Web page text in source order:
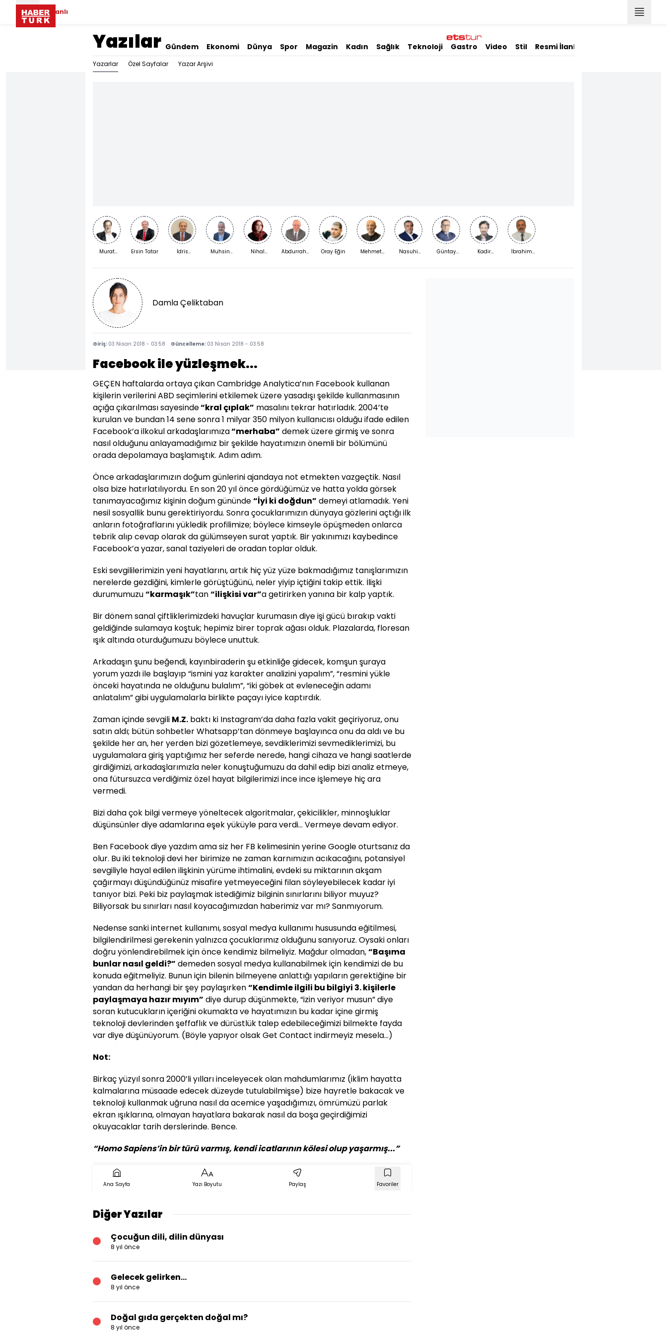
Canlı
Yazılar Gündem Ekonomi Dünya Spor Magazin Kadın Sağlık Teknoloji Gastro Video Stil Resmi İlanlar
Yazarlar Özel Sayfalar Yazar Arşivi
Murat
Ersin Tatar
İdris
Muhsin
Nihal
Abdurrahman
Oray Eğin
Mehmet
Nasuhi
Güntay
Kadir
İbrahim
Damla Çeliktaban
Giriş: 03 Nisan 2018 - 03:58 Güncelleme: 03 Nisan 2018 - 03:58
Facebook ile yüzleşmek...
GEÇEN haftalarda ortaya çıkan Cambridge Analytica’nın Facebook kullanan
kişilerin verilerini ABD seçimlerini etkilemek üzere yasadışı şekilde kullanmasının
açığa çıkarılması sayesinde“kral çıplak” masalını tekrar hatırladık. 2004’te
kurulan ve bundan 14 sene sonra 1 milyar 350 milyon kullanıcısı olduğu ifade edilen
Facebook’a ilkokul arkadaşlarımıza“merhaba” demek üzere girmiş ve sonra
nasıl olduğunu anlayamadığımız bir şekilde hayatımızın önemli bir bölümünü
orada depolamaya başlamıştık. Adım adım.
Önce arkadaşlarımızın doğum günlerini ajandaya not etmekten vazgeçtik. Nasıl
olsa bize hatırlatılıyordu. En son 20 yıl önce gördüğümüz ve hatta yolda görsek
tanımayacağımız kişinin doğum gününde“İyi ki doğdun” demeyi atlamadık. Yeni
nesil sosyallik bunu gerektiriyordu. Sonra çocuklarımızın dünyaya gözlerini açtığı ilk
anların fotoğraflarını yükledik profilimize; böylece kimseyle öpüşmeden onlarca
tebrik alıp cevap olarak da gülümseyen surat yaptık. Bir yakınımızı kaybedince
Facebook’a yazar, sanal taziyeleri de oradan toplar olduk.
Eski sevgililerimizin yeni hayatlarını, artık hiç yüz yüze bakmadığımız tanışlarımızın
nerelerde gezdiğini, kimlerle görüştüğünü, neler yiyip içtiğini takip ettik. İlişki
durumumuzu“karmaşık”tan“ilişkisi var”a getirirken yanına bir kalp yaptık.
Bir dönem sanal çiftliklerimizdeki havuçlar kurumasın diye işi gücü bırakıp vakti
geldiğinde sulamaya koştuk; hepimiz birer toprak ağası olduk. Plazalarda, floresan
ışık altında oturduğumuzu böylece unuttuk.
Arkadaşın şunu beğendi, kayınbiraderin şu etkinliğe gidecek, komşun şuraya
yorum yazdı ile başlayıp “ismini yaz karakter analizini yapalım”, “resmini yükle
önceki hayatında ne olduğunu bulalım”, “iki göbek at evleneceğin adamı
anlatalım” gibi uygulamalarla birlikte paçayı iyice kaptırdık.
Zaman içinde sevgili M.Z. baktı ki Instagram’da daha fazla vakit geçiriyoruz, onu
satın aldı; bütün sohbetler Whatsapp’tan dönmeye başlayınca onu da aldı ve bu
şekilde her an, her yerden bizi gözetlemeye, sevdiklerimizi sevmediklerimizi, bu
uygulamalara giriş yaptığımız her seferde nerede, hangi cihaza ve hangi saatlerde
girdiğimizi, arkadaşlarımızla neler konuştuğumuzu da dahil edip bizi analiz etmeye,
ona fütursuzca verdiğimiz özel hayat bilgilerimizi ince ince işlemeye hiç ara
vermedi.
Bizi daha çok bilgi vermeye yöneltecek algoritmalar, çekicilikler, minnoşluklar
düşünsünler diye adamlarına eşek yüküyle para verdi... Vermeye devam ediyor.
Ben Facebook diye yazdım ama siz her FB kelimesinin yerine Google oturtsanız da
olur. Bu iki teknoloji devi her birimize ne zaman karnımızın acıkacağını, potansiyel
sevgiliyle hayal edilen ilişkinin yürüme ihtimalini, evdeki su miktarının akşam
çağırmayı düşündüğünüz misafire yetmeyeceğini filan söyleyebilecek kadar iyi
tanıyor bizi. Peki biz paylaşmak istediğimiz bilginin sınırlarını biliyor muyuz?
Biliyorsak bu sınırları nasıl koyacağımızdan haberimiz var mı? Sanmıyorum.
Nedense sanki internet kullanımı, sosyal medya kullanımı hususunda eğitilmesi,
bilgilendirilmesi gerekenin yalnızca çocuklarımız olduğunu sanıyoruz. Oysaki onları
doğru yönlendirebilmek için önce kendimiz bilmeliyiz. Mağdur olmadan,“Başıma
bunlar nasıl geldi?” demeden sosyal medya kullanabilmek için kendimizi de bu
konuda eğitmeliyiz. Bunun için bilenin bilmeyene anlattığı yapıların gerektiğine bir
yandan da herhangi bir şey paylaşırken“Kendimle ilgili bu bilgiyi 3. kişilerle
paylaşmaya hazır mıyım” diye durup düşünmekte, “izin veriyor musun” diye
soran kutucukların içeriğini okumakta ve hayatımızın bu kadar içine girmiş
teknoloji devlerinden şeffaflık ve dürüstlük talep edebileceğimizi bilmekte fayda
var diye düşünüyorum. (Böyle yapıyor olsak Get Contact indirmeyiz mesela...)
Not:
Birkaç yüzyıl sonra 2000’li yılları inceleyecek olan mahdumlarımız (iklim hayatta
kalmalarına müsaade edecek düzeyde tutulabilmişse) bize hayretle bakacak ve
teknoloji kullanmak uğruna nasıl da acemice yaşadığımızı, ömrümüzü parlak
ekran ışıklarına, olmayan hayatlara bakarak nasıl da boşa geçirdiğimizi
okuyacaklar tarih derslerinde. Bence.
“Homo Sapiens’in bir türü varmış, kendi icatlarının kölesi olup yaşarmış...”
Ana Sayfa Yazı Boyutu Paylaş Favoriler
Diğer Yazılar
Çocuğun dili, dilin dünyası
8 yıl önce
Gelecek gelirken...
8 yıl önce
Doğal gıda gerçekten doğal mı?
8 yıl önce